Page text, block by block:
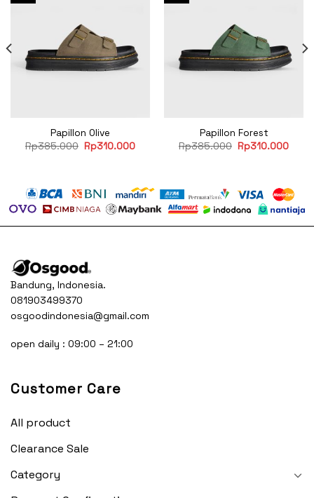
Papillon Olive
Rp385.000 Original
price
Rp310.000Current
Papillon Forest
Rp385.000 Original
price
Rp310.000
Bandung, Indonesia.
081903499370
osgoodindonesia@gmail.com
open daily : 09:00 – 21:00
Customer Care
All product
Clearance Sale
Category